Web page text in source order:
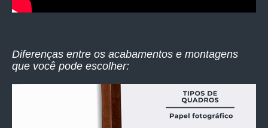
Diferenças entre os acabamentos e montagens
que você pode escolher: